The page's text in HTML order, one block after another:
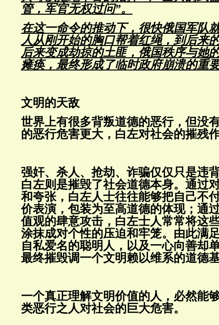
管，军官无权过问”。
在这一命令的推动下，很快俄国军队
人从刚开始的胸口帮着红绳，到后来
后来变成劫掠的土匪，俄国秩序与她
瘫痪，最终形成了临时政府崩溃的重
文明的天敌
世界上有很多背叛道德的恶行，但没
的恶行危害更大，白左对社会的摧残
强奸、杀人、抢劫、诈骗仅仅只是违
白左则是摧毁了社会道德本身。通过
和夸张，白左人士往往能够把自己不
价表演，包装为至高道德的体现；通
值观的肆意攻击，白左士人常常将这
涂抹成对个性的压迫和牢笼。由此满
自私爱名的聪明人，以及一心向善却
最终摧毁调一个文明赖以维系的道德
一个真正理解文明价值的人，必然能
类恶行之人对社会的巨大危害。